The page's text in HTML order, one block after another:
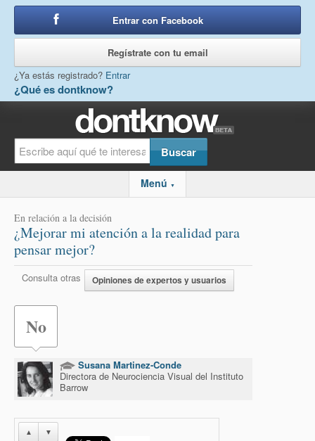
¿Qué es dontknow?
Entrar con Facebook
Regístrate con tu email
¿Ya estás registrado? Entrar
Menú ▼
En relación a la decisión
¿Mejorar mi atención a la realidad para
pensar mejor?
Consulta otras Opiniones de expertos y usuarios
No
Susana Martinez-Conde
Directora de Neurociencia Visual del Instituto
Barrow
▲ ▼